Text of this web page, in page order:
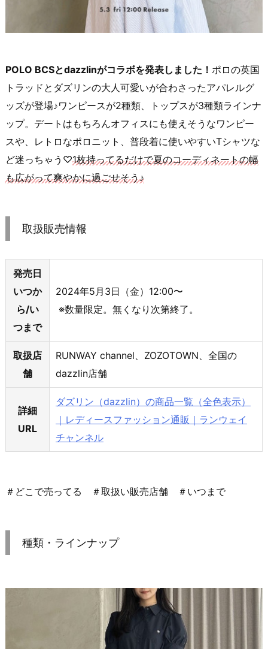
POLO BCSとdazzlinがコラボを発表しました！ ポロの英国
トラッドとダズリンの大人可愛いが合わさったアパレルグ
ッズが登場♪ワンピースが2種類、トップスが3種類ラインナ
ップ。デートはもちろんオフィスにも使えそうなワンピー
スや、レトロなポロニット、普段着に使いやすいTシャツな
ど迷っちゃう♡1枚持ってるだけで夏のコーディネートの幅
も広がって爽やかに過ごせそう♪
取扱販売情報
発売日
いつか
ら/い
つまで
2024年5月3日（金）12:00〜
※数量限定。無くなり次第終了。
取扱店
舗
RUNWAY channel、ZOZOTOWN、全国の
dazzlin店舗
詳細
URL
ダズリン（dazzlin）の商品一覧（全色表示）
｜レディースファッション通販｜ランウェイ
チャンネル
＃どこで売ってる ＃取扱い販売店舗 ＃いつまで
種類・ラインナップ